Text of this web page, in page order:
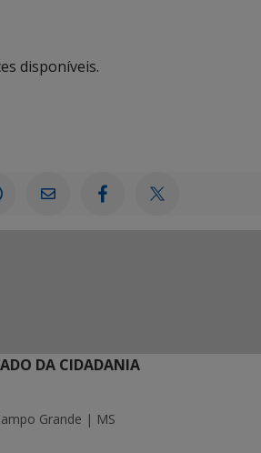
disponíveis.
DA CIDADANIA
Grande | MS